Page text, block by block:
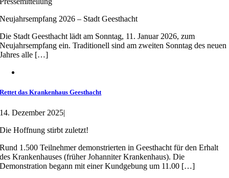
Neujahrsempfang 2026 – Stadt Geesthacht
Die Stadt Geesthacht lädt am Sonntag, 11. Januar 2026, zum
Neujahrsempfang ein. Traditionell sind am zweiten Sonntag des neuen
Jahres alle […]
Rettet das Krankenhaus Geesthacht
14. Dezember 2025|
Die Hoffnung stirbt zuletzt!
Rund 1.500 Teilnehmer demonstrierten in Geesthacht für den Erhalt
des Krankenhauses (früher Johanniter Krankenhaus). Die
Demonstration begann mit einer Kundgebung um 11.00 […]